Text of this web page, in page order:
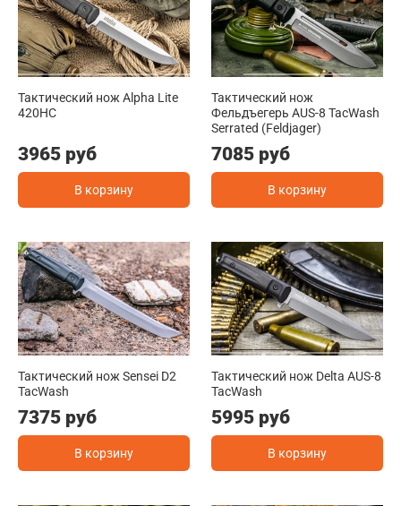
Тактический нож Alpha Lite
420HC
3965 руб
В корзину
Тактический нож
Фельдъегерь AUS-8 TacWash
Serrated (Feldjager)
7085 руб
В корзину
Тактический нож Sensei D2
TacWash
7375 руб
В корзину
Тактический нож Delta AUS-8
TacWash
5995 руб
В корзину